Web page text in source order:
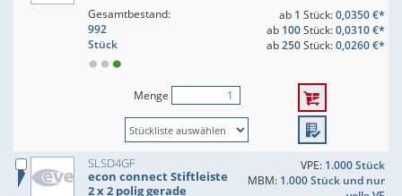
Gesamtbestand:
992
Stück
ab 1 Stück:0,0350 €*
ab 100Stück:0,0310 €*
ab250Stück:0,0260 €*
Menge
SLSD4GF
econ connect Stiftleiste
2 x 2 polig gerade
VPE: 1.000 Stück
MBM: 1.000 Stück und nur